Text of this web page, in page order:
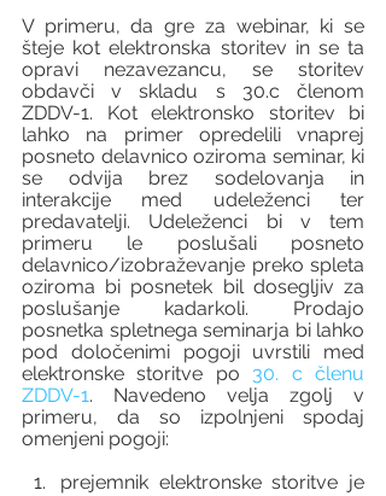
V primeru, da gre za webinar, ki se
šteje kot elektronska storitev in se ta
opravi nezavezancu, se storitev
obdavči v skladu s 30.c členom
ZDDV-1. Kot elektronsko storitev bi
lahko na primer opredelili vnaprej
posneto delavnico oziroma seminar, ki
se odvija brez sodelovanja in
interakcije med udeleženci ter
predavatelji. Udeleženci bi v tem
primeru le poslušali posneto
delavnico/izobraževanje preko spleta
oziroma bi posnetek bil dosegljiv za
poslušanje kadarkoli. Prodajo
posnetka spletnega seminarja bi lahko
pod določenimi pogoji uvrstili med
elektronske storitve po 30. c členu
ZDDV-1. Navedeno velja zgolj v
primeru, da so izpolnjeni spodaj
omenjeni pogoji:
prejemnik elektronske storitve je